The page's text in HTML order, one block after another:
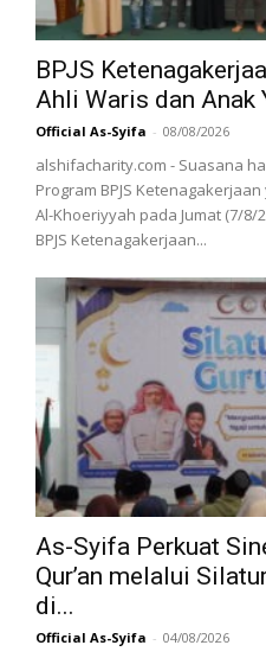
BPJS
Ahli Waris dan Anak
Official As-Syifa - 08/08/2026
alshifacharity.com - Suasana
Program BPJS
Al-Khoeriyyah pada Jumat (7/
BPJS Ketenagakerjaan...
As-Syifa Perkuat
Qur’an melalui
di...
Official As-Syifa - 04/08/2026